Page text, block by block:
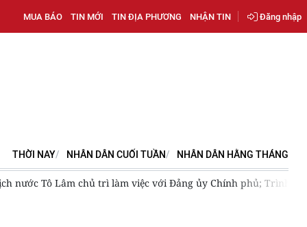
MUA BÁO TIN MỚI TIN ĐỊA PHƯƠNG NHẬN TIN Đăng nhập
THỜI NAY NHÂN DÂN CUỐI TUẦN NHÂN DÂN HẰNG THÁNG
nước Tô Lâm chủ trì làm việc với Đảng ủy Chính phủ; Trình